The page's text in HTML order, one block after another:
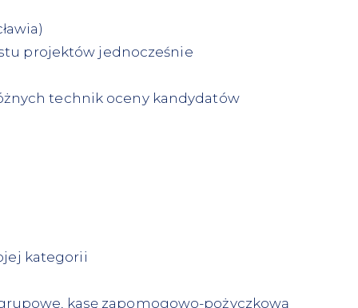
projektów jednocześnie
technik oceny kandydatów
kategorii
kasę zapomogowo-pożyczkową